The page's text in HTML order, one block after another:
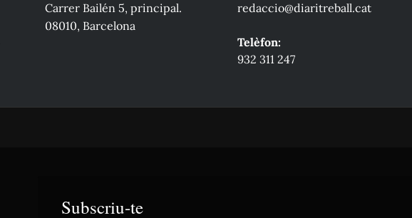
Carrer Bailén 5, principal.
08010, Barcelona
redaccio@diaritreball.cat
Telèfon:
932 311 247